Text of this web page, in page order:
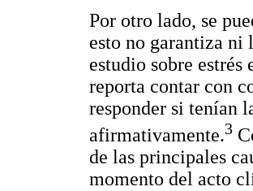
Por otro lado, se
esto no garantiza
estudio sobre
reporta contar con
responder si tenían
afirmativamente.3
de las principales
momento del acto